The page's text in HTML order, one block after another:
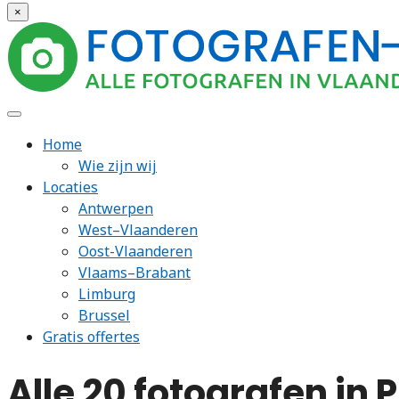
×
Home
Wie zijn wij
Locaties
Antwerpen
West–Vlaanderen
Oost-Vlaanderen
Vlaams–Brabant
Limburg
Brussel
Gratis offertes